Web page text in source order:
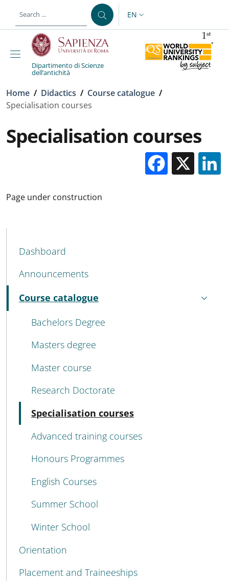
LANGUAGE SWITCHER:
EN
Dipartimento di Scienze
dell’antichità
Breadcrumb
Home / Didactics / Course catalogue /
Specialisation courses
Specialisation courses
X
Page under construction
MENU CEV SECOND NAVIGATION
Dashboard
Announcements
Course catalogue
Active
Bachelors Degree
Masters degree
Master course
Research Doctorate
Specialisation courses
Advanced training courses
Honours Programmes
English Courses
Summer School
Winter School
Orientation
Placement and Traineeships